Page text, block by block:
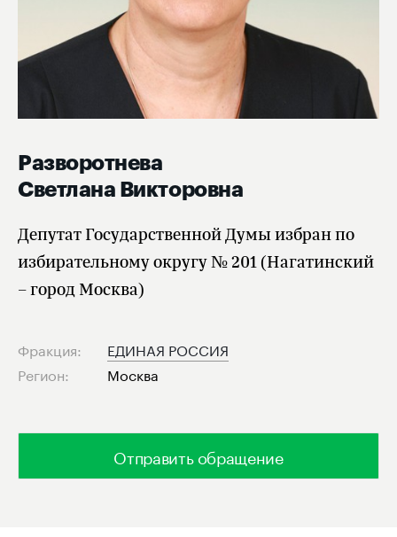
Разворотнева
Светлана Викторовна
Депутат Государственной Думы избран по
избирательному округу № 201 (Нагатинский
– город Москва)
Отправить обращение
Фракция:
ЕДИНАЯ РОССИЯ
Регион:
Москва